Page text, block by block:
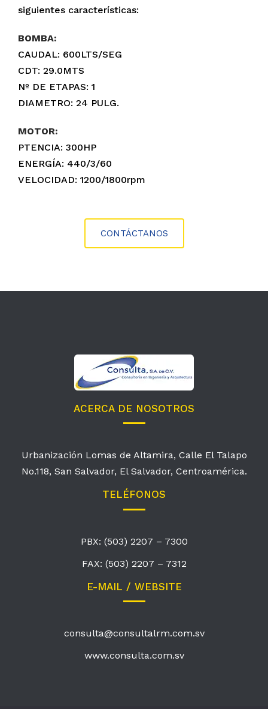
siguientes características:
BOMBA:
CAUDAL: 600LTS/SEG
CDT: 29.0MTS
Nº DE ETAPAS: 1
DIAMETRO: 24 PULG.
MOTOR:
PTENCIA: 300HP
ENERGÍA: 440/3/60
VELOCIDAD: 1200/1800rpm
CONTÁCTANOS
ACERCA DE NOSOTROS
Urbanización Lomas de Altamira, Calle El Talapo
No.118, San Salvador, El Salvador, Centroamérica.
TELÉFONOS
PBX: (503) 2207 – 7300
FAX: (503) 2207 – 7312
E-MAIL / WEBSITE
consulta@consultalrm.com.sv
www.consulta.com.sv